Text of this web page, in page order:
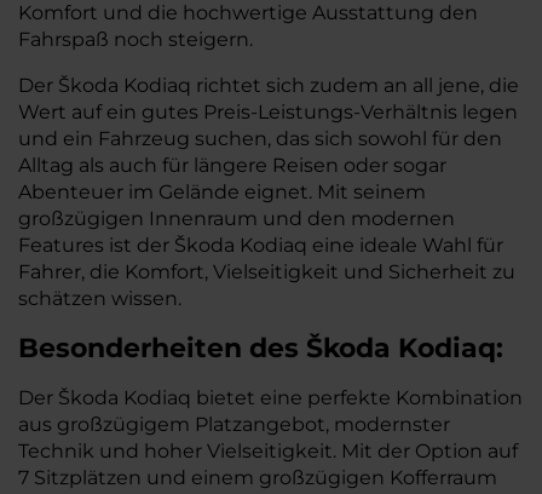
Komfort und die hochwertige Ausstattung den
Fahrspaß noch steigern.
Der Škoda Kodiaq richtet sich zudem an all jene, die
Wert auf ein gutes Preis-Leistungs-Verhältnis legen
und ein Fahrzeug suchen, das sich sowohl für den
Alltag als auch für längere Reisen oder sogar
Abenteuer im Gelände eignet. Mit seinem
großzügigen Innenraum und den modernen
Features ist der Škoda Kodiaq eine ideale Wahl für
Fahrer, die Komfort, Vielseitigkeit und Sicherheit zu
schätzen wissen.
Besonderheiten des Škoda Kodiaq:
Der Škoda Kodiaq bietet eine perfekte Kombination
aus großzügigem Platzangebot, modernster
Technik und hoher Vielseitigkeit. Mit der Option auf
7 Sitzplätzen und einem großzügigen Kofferraum